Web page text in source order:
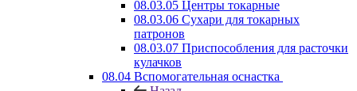
08.03.05 Центры токарные
08.03.06 Сухари для токарных
патронов
08.03.07 Приспособления для расточки
кулачков
08.04 Вспомогательная оснастка